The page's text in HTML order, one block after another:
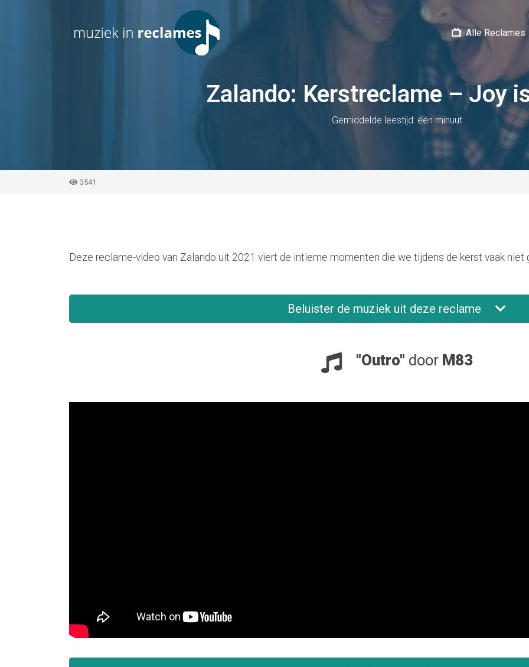
Alle Reclames
Zalando: Kerstreclame – Joy
Gemiddelde leestijd: één minuut
3541
Deze reclame-video van Zalando uit 2021 viert de intieme momenten die we tijdens de kerst vaak niet
Beluister de muziek uit deze reclame
"Outro" door M83